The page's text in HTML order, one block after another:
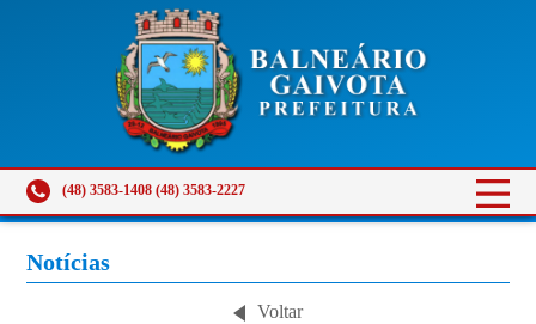
(48) 3583-1408 (48) 3583-2227
Notícias
Voltar